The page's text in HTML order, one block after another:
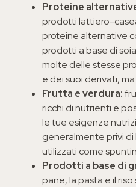
Proteine
prodotti lattiero-
proteine alternative
prodotti a base di
molte delle stesse
e dei suoi derivati,
Frutta e verdura:
ricchi di nutrienti e
le tue esigenze
generalmente privi
utilizzati come
Prodotti a base di
pane, la pasta e il